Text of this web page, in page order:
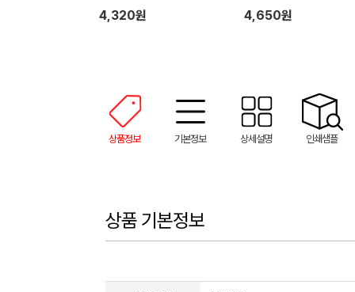
4,320원
수
4,650원
상품정보 기본정보 상세설명 인쇄샘플
상품 기본정보